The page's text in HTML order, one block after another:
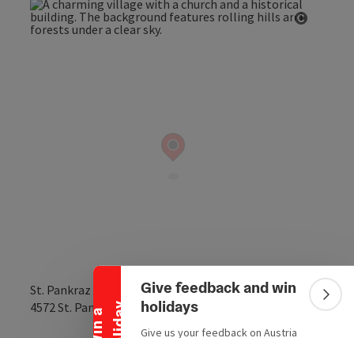
W
i
n
a
h
o
l
i
d
aCollapse banner
Give feedback and win
holidays
Give us your feedback on Austria
St. Pankraz 1
4572St. Pankraz open inOpen in